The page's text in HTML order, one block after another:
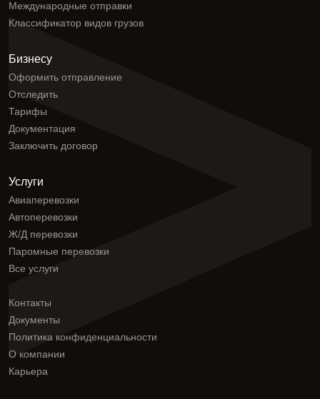
Международные отправки
Классификатор видов грузов
Бизнесу
Оформить отправление
Отследить
Тарифы
Документация
Заключить договор
Услуги
Авиаперевозки
Автоперевозки
Ж/Д перевозки
Паромные перевозки
Все услуги
Контакты
Документы
Политика конфиденциальности
О компании
Карьера